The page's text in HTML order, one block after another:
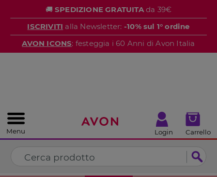
🚚 SPEDIZIONE GRATUITAda 39€
ISCRIVITI alla Newsletter: -10% sul 1° ordine
AVON ICONS: festeggia i 60 Anni di Avon Italia
Menu Login Carrello
CHIUDI